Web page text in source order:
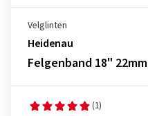
Velglinten
Heidenau
Felgenband 18" 22mm
(1)